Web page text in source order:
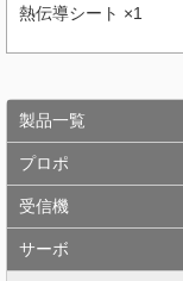
熱伝導シート ×1
製品一覧
プロポ
受信機
サーボ